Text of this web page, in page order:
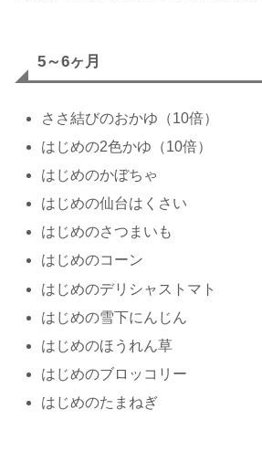
5～6ヶ月
ささ結びのおかゆ（10倍）
はじめの2色かゆ（10倍）
はじめのかぼちゃ
はじめの仙台はくさい
はじめのさつまいも
はじめのコーン
はじめのデリシャストマト
はじめの雪下にんじん
はじめのほうれん草
はじめのブロッコリー
はじめのたまねぎ